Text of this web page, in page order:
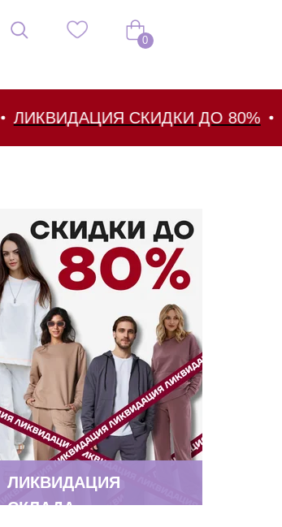
0
СКИДКИ ДО 80%
ЛИКВИДАЦИЯ
СКЛАДА